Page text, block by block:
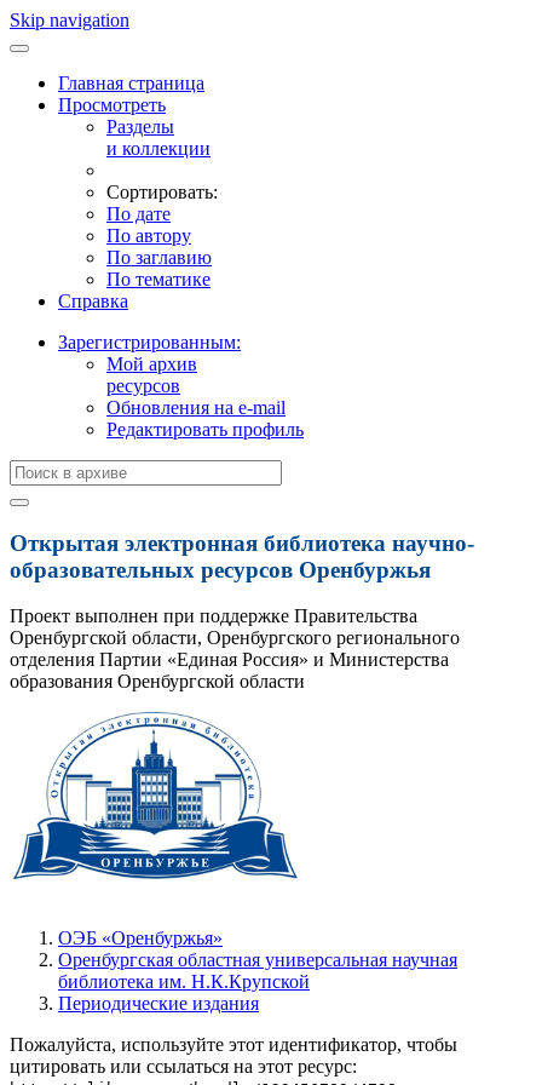
Skip navigation
Главная страница
Просмотреть
Разделы
и коллекции
Сортировать:
По дате
По автору
По заглавию
По тематике
Справка
Зарегистрированным:
Мой архив
ресурсов
Обновления на e-mail
Редактировать профиль
Открытая электронная библиотека научно-
образовательных ресурсов Оренбуржья
Проект выполнен при поддержке Правительства
Оренбургской области, Оренбургского регионального
отделения Партии «Единая Россия» и Министерства
образования Оренбургской области
ОЭБ «Оренбуржья»
Оренбургская областная универсальная научная
библиотека им. Н.К.Крупской
Периодические издания
Пожалуйста, используйте этот идентификатор, чтобы
цитировать или ссылаться на этот ресурс: